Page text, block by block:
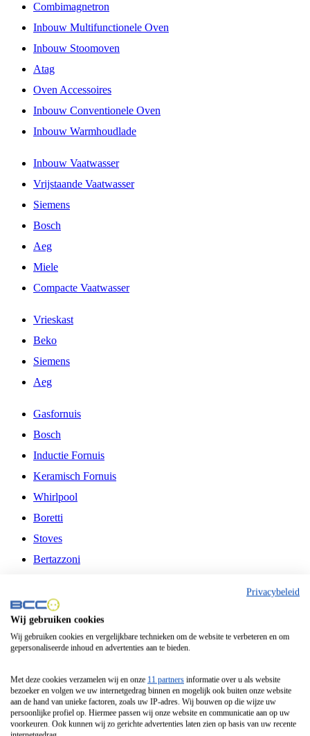
Combimagnetron
Inbouw Multifunctionele Oven
Inbouw Stoomoven
Atag
Oven Accessoires
Inbouw Conventionele Oven
Inbouw Warmhoudlade
Inbouw Vaatwasser
Vrijstaande Vaatwasser
Siemens
Bosch
Aeg
Miele
Compacte Vaatwasser
Vrieskast
Beko
Siemens
Aeg
Gasfornuis
Bosch
Inductie Fornuis
Keramisch Fornuis
Whirlpool
Boretti
Stoves
Bertazzoni
Fitelli
Airfryer
Frituurpan
Contactgrill
Broodbakmachine
Broodrooster
Privacybeleid
Wij gebruiken cookies
Wij gebruiken cookies en vergelijkbare technieken om de website te verbeteren en om
gepersonaliseerde inhoud en advertenties aan te bieden.
Met deze cookies verzamelen wij en onze 11 partners informatie over u als website
bezoeker en volgen we uw internetgedrag binnen en mogelijk ook buiten onze website
aan de hand van unieke factoren, zoals uw IP-adres. Wij bouwen op die wijze uw
persoonlijke profiel op. Hiermee passen wij onze website en communicatie aan op uw
voorkeuren. Ook kunnen wij zo gerichte advertenties laten zien op basis van uw recente